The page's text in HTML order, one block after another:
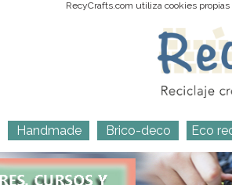
RecyCrafts.com utiliza cookies
Handmade Brico-deco Eco